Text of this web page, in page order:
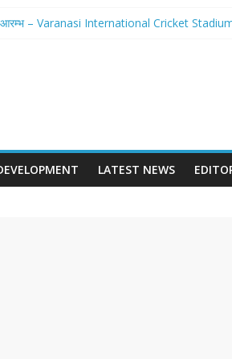
आरम्भ – Varanasi International Cricket
पुल – Prayagraj 6 Lane Ganga Bridge
बनेगा Dashrath Path Ayodhya Fourlane Road
LATEST NEWS